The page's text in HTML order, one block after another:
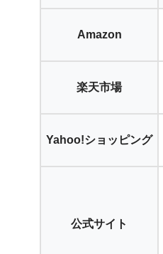
Amazon
楽天市場
Yahoo!ショッピング
公式サイト